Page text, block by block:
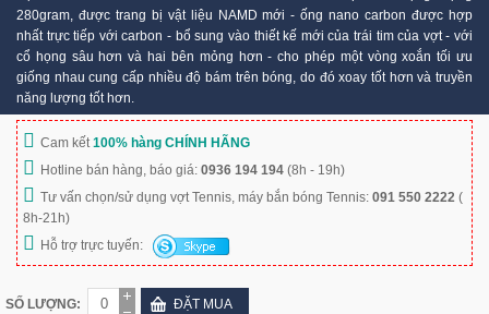
280gram, được trang bị vật liệu NAMD mới - ống nano carbon được hợp
nhất trực tiếp với carbon - bổ sung vào thiết kế mới của trái tim của vợt - với
cổ họng sâu hơn và hai bên mỏng hơn - cho phép một vòng xoắn tối ưu
giống nhau cung cấp nhiều độ bám trên bóng, do đó xoay tốt hơn và truyền
năng lượng tốt hơn.
Cam kết100% hàng CHÍNH HÃNG
Hotline bán hàng, báo giá: 0936 194 194 (8h - 19h)
Tư vấn chọn/sử dụng vợt Tennis, máy bắn bóng Tennis: 091 550 2222 (
8h-21h)
Hỗ trợ trực tuyến:
SỐ LƯỢNG: ĐẶT MUA